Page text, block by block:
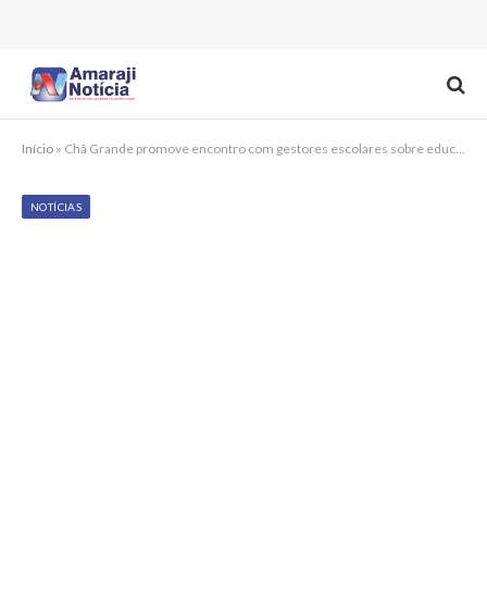
Início » Chã Grande promove encontro com gestores escolares sobre educação antirracista
NOTÍCIAS